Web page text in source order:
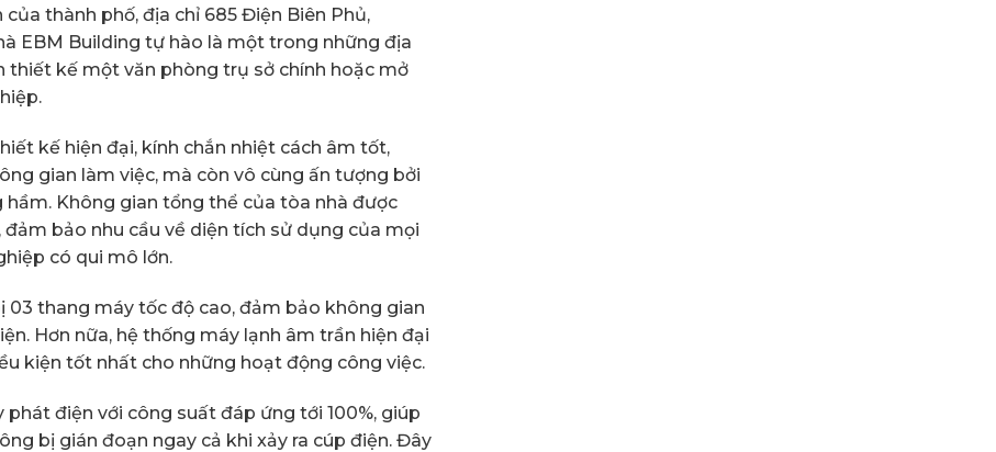
thành phố, địa chỉ 685 Điện Biên Phủ,
EBM Building tự hào là một trong những địa
thiết kế một văn phòng trụ sở chính hoặc mở
kế hiện đại, kính chắn nhiệt cách âm tốt,
gian làm việc, mà còn vô cùng ấn tượng bởi
hầm. Không gian tổng thể của tòa nhà được
bảo nhu cầu về diện tích sử dụng của mọi
có qui mô lớn.
thang máy tốc độ cao, đảm bảo không gian
Hơn nữa, hệ thống máy lạnh âm trần hiện đại
kiện tốt nhất cho những hoạt động công việc.
điện với công suất đáp ứng tới 100%, giúp
bị gián đoạn ngay cả khi xảy ra cúp điện. Đây